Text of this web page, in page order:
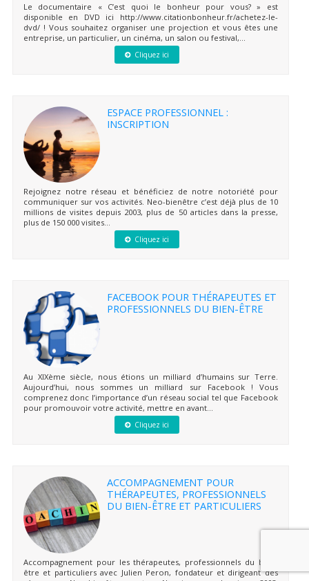
Le documentaire « C’est quoi le bonheur pour vous? » est
disponible en DVD ici http://www.citationbonheur.fr/achetez-le-
dvd/ ! Vous souhaitez organiser une projection et vous êtes une
entreprise, un particulier, un cinéma, un salon ou festival,...
Cliquez ici
ESPACE PROFESSIONNEL :
INSCRIPTION
Rejoignez notre réseau et bénéficiez de notre notoriété pour
communiquer sur vos activités. Neo-bienêtre c’est déjà plus de 10
millions de visites depuis 2003, plus de 50 articles dans la presse,
plus de 150 000 visites...
Cliquez ici
FACEBOOK POUR THÉRAPEUTES ET
PROFESSIONNELS DU BIEN-ÊTRE
Au XIXème siècle, nous étions un milliard d’humains sur Terre.
Aujourd’hui, nous sommes un milliard sur Facebook ! Vous
comprenez donc l’importance d’un réseau social tel que Facebook
pour promouvoir votre activité, mettre en avant...
Cliquez ici
ACCOMPAGNEMENT POUR
THÉRAPEUTES, PROFESSIONNELS
DU BIEN-ÊTRE ET PARTICULIERS
Accompagnement pour les thérapeutes, professionnels du bien-
être et particuliers avec Julien Peron, fondateur et dirigeant des